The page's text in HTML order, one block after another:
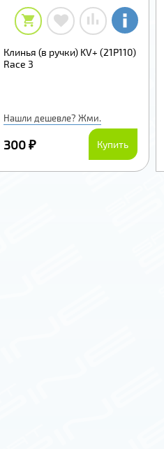
Клинья (в ручки) KV+ (21P110)
Race 3
Нашли дешевле? Жми.
300 ₽ Купить